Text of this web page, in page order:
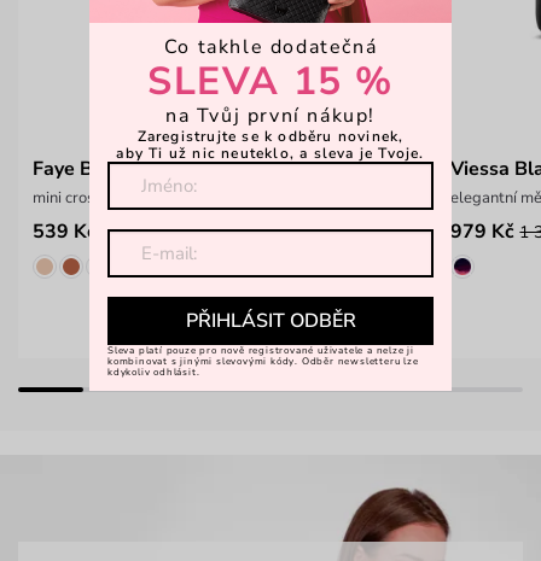
Faye Black
mini crossbody kabelka s řetízkem
539 Kč 899 Kč
Viessa
elegantní
979 Kč 1
Co takhle dodatečná
SLEVA 15 %
na Tvůj první nákup!
Zaregistrujte se k odběru novinek,
aby Ti už nic neuteklo, a sleva je Tvoje.
PŘIHLÁSIT ODBĚR
Sleva platí pouze pro nově registrované uživatele a nelze ji
kombinovat s jinými slevovými kódy. Odběr newsletteru lze
kdykoliv odhlásit.